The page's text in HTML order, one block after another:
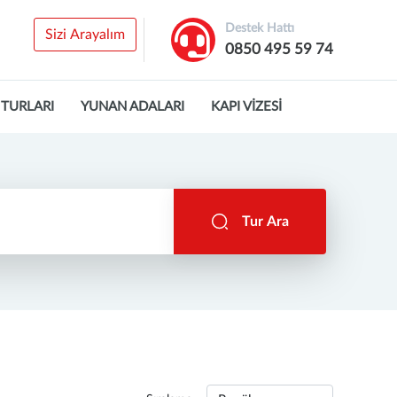
Sizi Arayalım Destek Hattı
0850 495 59 74
YUNAN ADALARI KAPI VİZESİ
Tur Ara